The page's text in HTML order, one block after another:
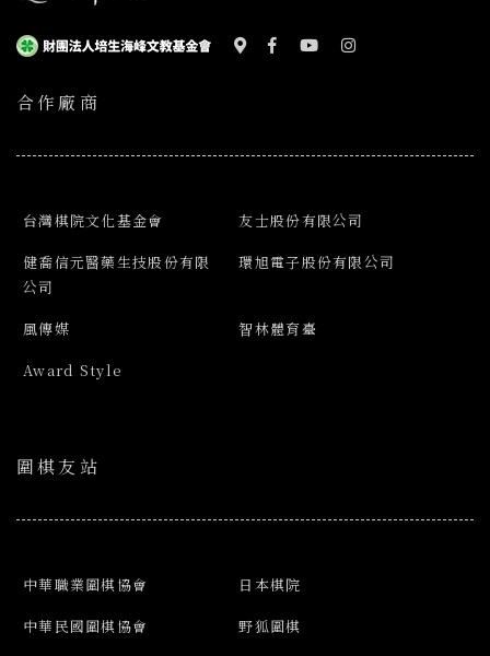
合作廠商
台灣棋院文化基金會
友士股份有限公司
健喬信元醫藥生技股份有限
公司
環旭電子股份有限公司
風傳媒
智林體育臺
Award Style
圍棋友站
中華職業圍棋協會
日本棋院
中華民國圍棋協會
野狐圍棋